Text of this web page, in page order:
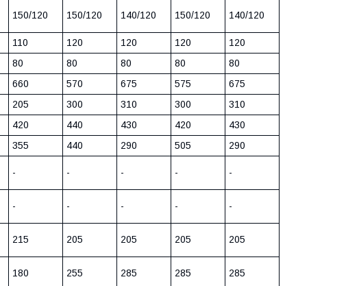
150/120 150/120 140/120 150/120 140/120
110 120 120 120
120
80 80 80 80
80
660 570 675 575
675
205 300 310 300
310
420 440 430 420
430
355 440 290 505 290
- - - - -
- - - - -
215 205 205 205 205
180 255 285 285 285